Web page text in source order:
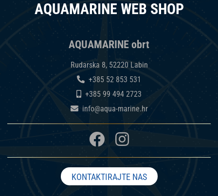
AQUAMARINE WEB SHOP
AQUAMARINE obrt
Rudarska 8, 52220 Labin
+385 52 853 531
+385 99 494 2723
info@aqua-marine.hr
KONTAKTIRAJTE NAS